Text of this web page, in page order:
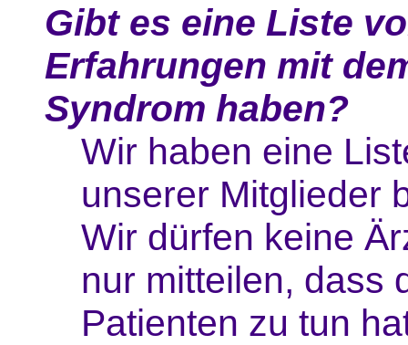
Gibt es eine Liste
Erfahrungen mit
Syndrom haben?
Wir haben eine
unserer Mitglieder
Wir dürfen keine
nur mitteilen, dass
Patienten zu tun